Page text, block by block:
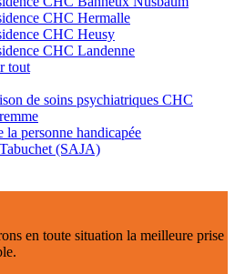
CHC Hermalle
CHC Heusy
CHC Landenne
tout
de soins psychiatriques CHC
la personne handicapée
(SAJA)
en toute situation la meilleure prise